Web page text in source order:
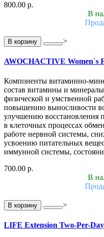
800.00 р.
В
В корзину >
AWOCHACTIVE Women`s
Компоненты витаминно-
состав витамины и
физической и умственной
повышению выносливости
улучшению восстановления
в клеточных процессах
работе нервной системы,
усвоению питательных
иммунной системы, состояни
700.00 р.
В
В корзину >
LIFE Extension Two-Per-